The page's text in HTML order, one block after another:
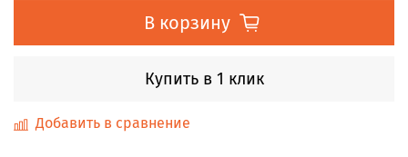
В корзину
Купить в 1 клик
Добавить в сравнение